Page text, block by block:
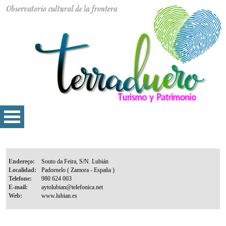
Endereço:
Localidad:
Telefone:
E-mail:
Web: